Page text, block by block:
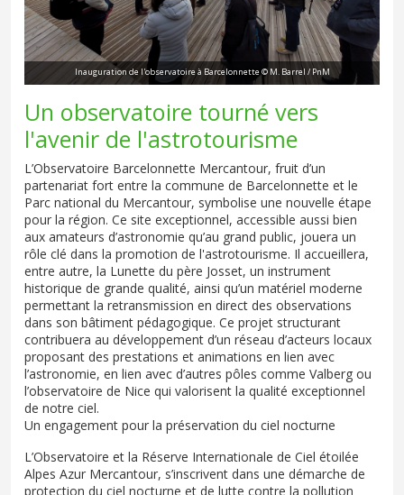
Inauguration de l'observatoire à Barcelonnette © M. Barrel / PnM
Un observatoire tourné vers
l'avenir de l'astrotourisme
L’Observatoire Barcelonnette Mercantour, fruit d’un
partenariat fort entre la commune de Barcelonnette et le
Parc national du Mercantour, symbolise une nouvelle étape
pour la région. Ce site exceptionnel, accessible aussi bien
aux amateurs d’astronomie qu’au grand public, jouera un
rôle clé dans la promotion de l'astrotourisme. Il accueillera,
entre autre, la Lunette du père Josset, un instrument
historique de grande qualité, ainsi qu’un matériel moderne
permettant la retransmission en direct des observations
dans son bâtiment pédagogique. Ce projet structurant
contribuera au développement d’un réseau d’acteurs locaux
proposant des prestations et animations en lien avec
l’astronomie, en lien avec d’autres pôles comme Valberg ou
l’observatoire de Nice qui valorisent la qualité exceptionnel
de notre ciel.
Un engagement pour la préservation du ciel nocturne
L’Observatoire et la Réserve Internationale de Ciel étoilée
Alpes Azur Mercantour, s’inscrivent dans une démarche de
protection du ciel nocturne et de lutte contre la pollution